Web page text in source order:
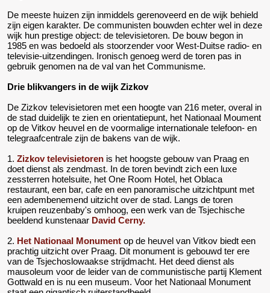
De meeste huizen zijn inmiddels gerenoveerd en de wijk behield
zijn eigen karakter. De communisten bouwden echter wel in deze
wijk hun prestige object: de televisietoren. De bouw begon in
1985 en was bedoeld als stoorzender voor West-Duitse radio- en
televisie-uitzendingen. Ironisch genoeg werd de toren pas in
gebruik genomen na de val van het Communisme.
Drie blikvangers in de wijk Zizkov
De Zizkov televisietoren met een hoogte van 216 meter, overal in
de stad duidelijk te zien en orientatiepunt, het Nationaal Moument
op de Vitkov heuvel en de voormalige internationale telefoon- en
telegraafcentrale zijn de bakens van de wijk.
1. Zizkov televisietoren is het hoogste gebouw van Praag en
doet dienst als zendmast. In de toren bevindt zich een luxe
zessterren hotelsuite, het One Room Hotel, het Oblaca
restaurant, een bar, cafe en een panoramische uitzichtpunt met
een adembenemend uitzicht over de stad. Langs de toren
kruipen reuzenbaby's omhoog, een werk van de Tsjechische
beeldend kunstenaar David Cerny.
2. Het Nationaal Monument op de heuvel van Vitkov biedt een
prachtig uitzicht over Praag. Dit monument is gebouwd ter ere
van de Tsjechoslowaakse strijdmacht. Het deed dienst als
mausoleum voor de leider van de communistische partij Klement
Gottwald en is nu een museum. Voor het Nationaal Monument